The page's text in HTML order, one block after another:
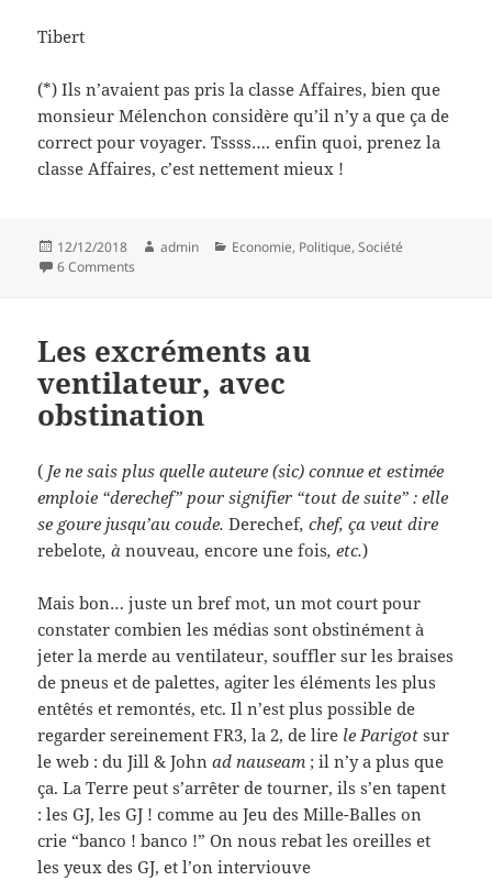
Tibert
(*) Ils n’avaient pas pris la classe Affaires, bien que
monsieur Mélenchon considère qu’il n’y a que ça de
correct pour voyager. Tssss…. enfin quoi, prenez la
classe Affaires, c’est nettement mieux !
Posted
on
12/12/2018 Author
admin Categories
Economie, Politique,Société
6 Comments
Les excréments au
ventilateur, avec
obstination
( Je ne sais plus quelle auteure (sic) connue et estimée
emploie “derechef” pour signifier “tout de suite” : elle
se goure jusqu’au coude.Derechef, chef, ça veut dire
rebelote, à nouveau,encore une fois, etc.)
Mais bon… juste un bref mot, un mot court pour
constater combien les médias sont obstinément à
jeter la merde au ventilateur, souffler sur les braises
de pneus et de palettes, agiter les éléments les plus
entêtés et remontés, etc. Il n’est plus possible de
regarder sereinement FR3, la 2, de lire le Parigot sur
le web : du Jill & Johnad nauseam ; il n’y a plus que
ça. La Terre peut s’arrêter de tourner, ils s’en tapent
: les GJ, les GJ ! comme au Jeu des Mille-Balles on
crie “banco ! banco !” On nous rebat les oreilles et
les yeux des GJ, et l’on interviouve